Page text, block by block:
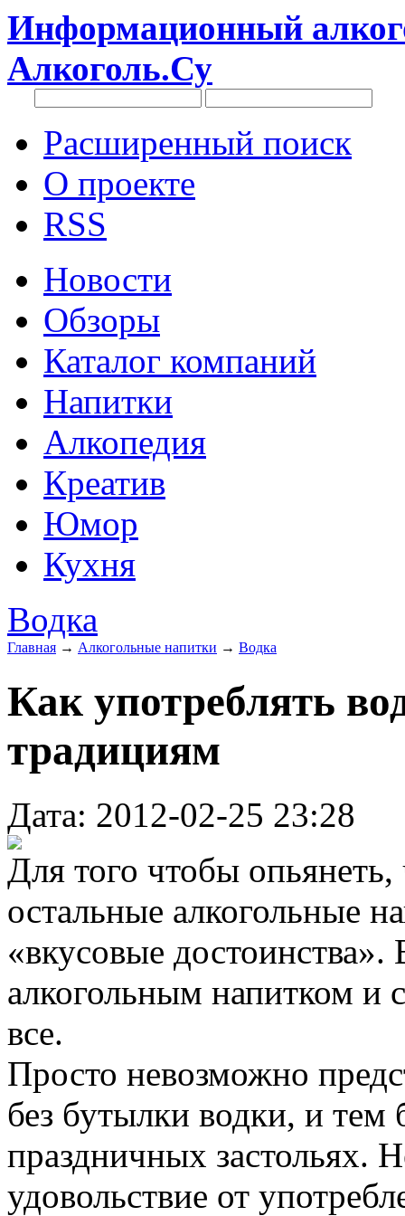
Информационный
Алкоголь.Су
Расширенный поиск
О проекте
RSS
Новости
Обзоры
Каталог компаний
Напитки
Алкопедия
Креатив
Юмор
Кухня
Водка
Главная → Алкогольные напитки → Водка
Как употреблять
традициям
Дата: 2012-02-25 23:28
Для того чтобы
остальные алкогольные
«вкусовые
алкогольным напитком и
все.
Просто невозможно
без бутылки водки, и тем
праздничных застольях.
удовольствие от